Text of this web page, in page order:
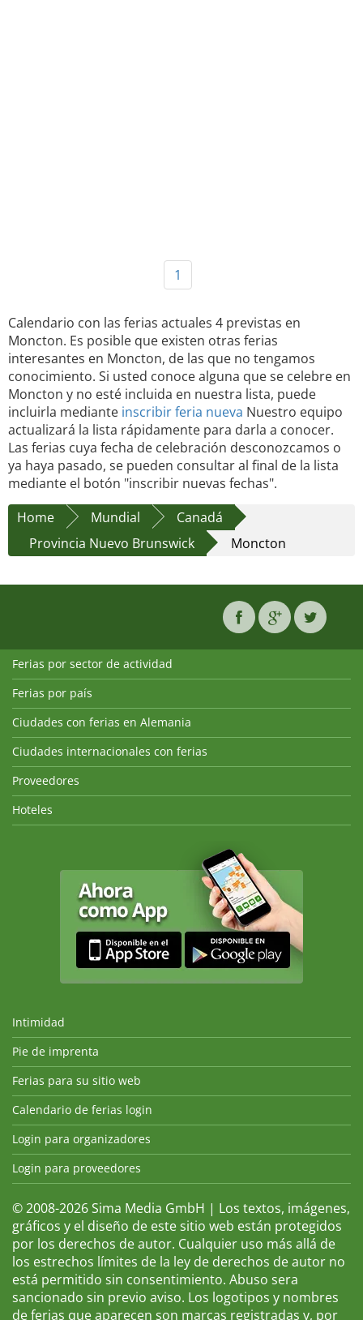
1
Calendario con las ferias actuales 4 previstas en
Moncton. Es posible que existen otras ferias
interesantes en Moncton, de las que no tengamos
conocimiento. Si usted conoce alguna que se celebre en
Moncton y no esté incluida en nuestra lista, puede
incluirla mediante inscribir feria nueva Nuestro equipo
actualizará la lista rápidamente para darla a conocer.
Las ferias cuya fecha de celebración desconozcamos o
ya haya pasado, se pueden consultar al final de la lista
mediante el botón "inscribir nuevas fechas".
Home
Mundial
Canadá
Provincia Nuevo Brunswick
Moncton
Ferias por sector de actividad
Ferias por país
Ciudades con ferias en Alemania
Ciudades internacionales con ferias
Proveedores
Hoteles
Intimidad
Pie de imprenta
Ferias para su sitio web
Calendario de ferias login
Login para organizadores
Login para proveedores
© 2008-2026 Sima Media GmbH | Los textos, imágenes,
gráficos y el diseño de este sitio web están protegidos
por los derechos de autor. Cualquier uso más allá de
los estrechos límites de la ley de derechos de autor no
está permitido sin consentimiento. Abuso sera
sancionado sin previo aviso. Los logotipos y nombres
de ferias que aparecen son marcas registradas y, por